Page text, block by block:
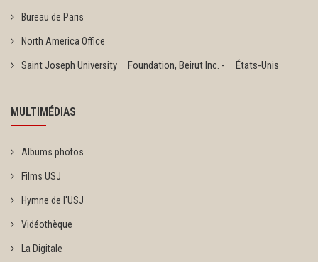
Bureau de Paris
North America Office
Saint Joseph University Foundation, Beirut Inc. - États-Unis
MULTIMÉDIAS
Albums photos
Films USJ
Hymne de l'USJ
Vidéothèque
La Digitale